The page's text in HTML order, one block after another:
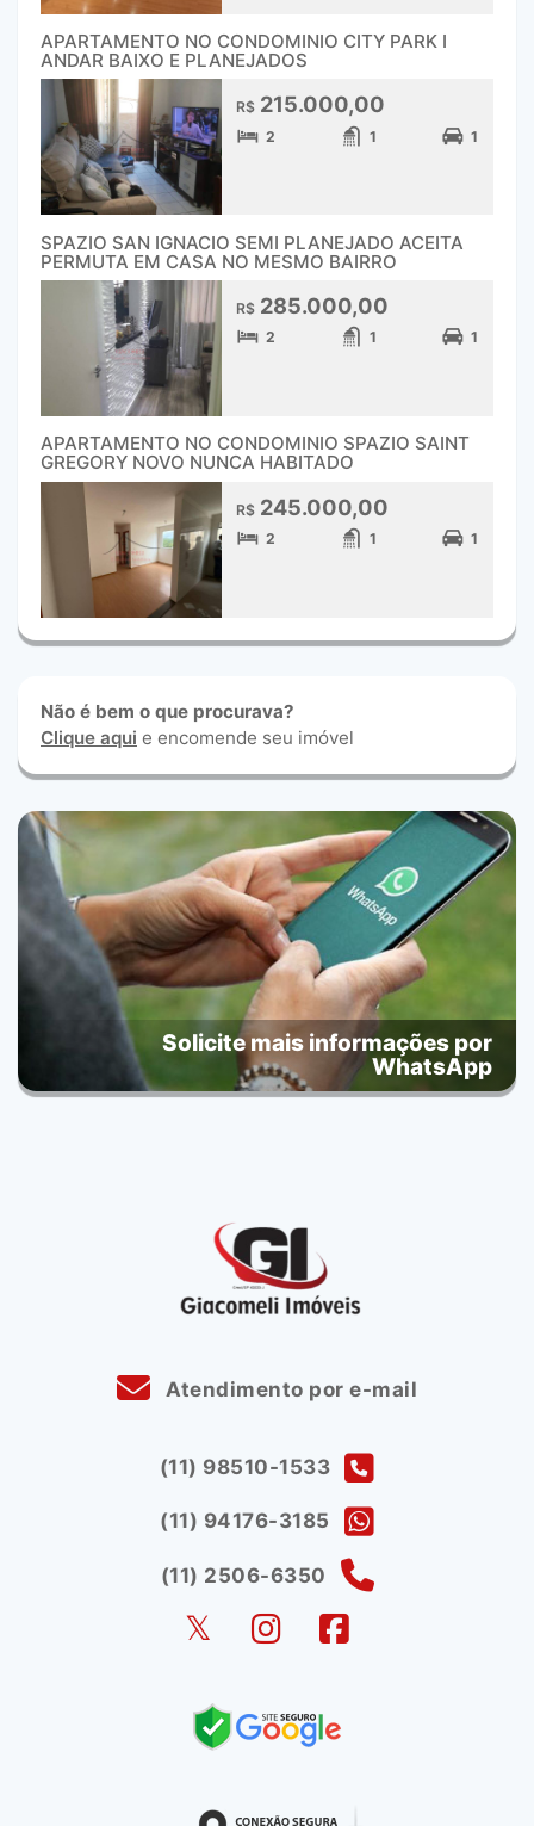
APARTAMENTO NO CONDOMINIO CITY PARK I
ANDAR BAIXO E PLANEJADOS
R$ 215.000,00
2 1 1
SPAZIO SAN IGNACIO SEMI PLANEJADO ACEITA
PERMUTA EM CASA NO MESMO BAIRRO
R$ 285.000,00
2 1 1
APARTAMENTO NO CONDOMINIO SPAZIO SAINT
GREGORY NOVO NUNCA HABITADO
R$ 245.000,00
2 1 1
Não é bem o que procurava?
Clique aqui e encomende seu imóvel
Solicite mais informações por
WhatsApp
Atendimento por e-mail
(11) 98510-1533
(11) 94176-3185
(11) 2506-6350